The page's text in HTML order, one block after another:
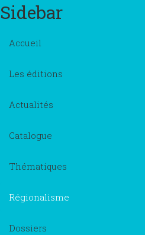
Sidebar
Accueil
Les éditions
Actualités
Catalogue
Thématiques
Régionalisme
Dossiers